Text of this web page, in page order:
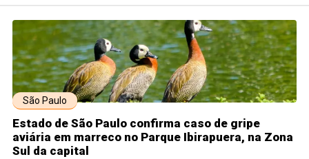
São Paulo
Estado de São Paulo confirma caso de gripe
aviária em marreco no Parque Ibirapuera, na Zona
Sul da capital